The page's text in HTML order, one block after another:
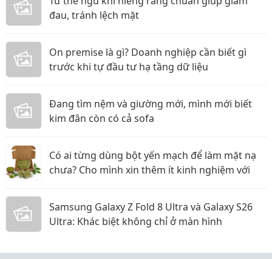
đau, tránh lệch mặt
On premise là gì? Doanh nghiệp cần biết gì
trước khi tự đầu tư hạ tầng dữ liệu
Đang tìm nệm và giường mới, mình mới biết
kim đân còn có cả sofa
Có ai từng dùng bột yến mạch để làm mặt nạ
chưa? Cho mình xin thêm ít kinh nghiệm với
Samsung Galaxy Z Fold 8 Ultra và Galaxy S26
Ultra: Khác biệt không chỉ ở màn hình